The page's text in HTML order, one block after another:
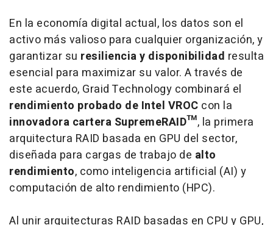
En la economía digital actual, los datos son el
activo más valioso para cualquier organización, y
garantizar su resiliencia y disponibilidad resulta
esencial para maximizar su valor. A través de
este acuerdo, Graid Technology combinará el
rendimiento probado de Intel VROC con la
innovadora cartera SupremeRAID™, la primera
arquitectura RAID basada en GPU del sector,
diseñada para cargas de trabajo de alto
rendimiento, como inteligencia artificial (AI) y
computación de alto rendimiento (HPC).
Al unir arquitecturas RAID basadas en CPU y GPU,